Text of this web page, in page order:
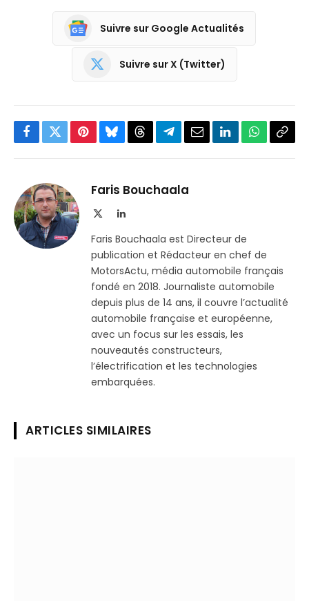
Suivre sur Google Actualités
Suivre sur X (Twitter)
Facebook
TwitterPinterestBlueskyThreadsPartager
Telegram
EmailLinkedInWhatsApp
Faris Bouchaala
LinkedIn
Faris Bouchaala est Directeur de
publication et Rédacteur en chef de
MotorsActu, média automobile français
fondé en 2018. Journaliste automobile
depuis plus de 14 ans, il couvre l’actualité
automobile française et européenne,
avec un focus sur les essais, les
nouveautés constructeurs,
l’électrification et les technologies
embarquées.
ARTICLES SIMILAIRES